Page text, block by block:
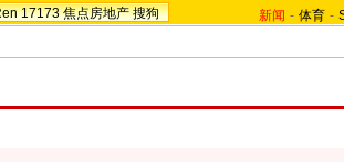
17173 焦点房地产 搜狗 新闻 - 体育 -